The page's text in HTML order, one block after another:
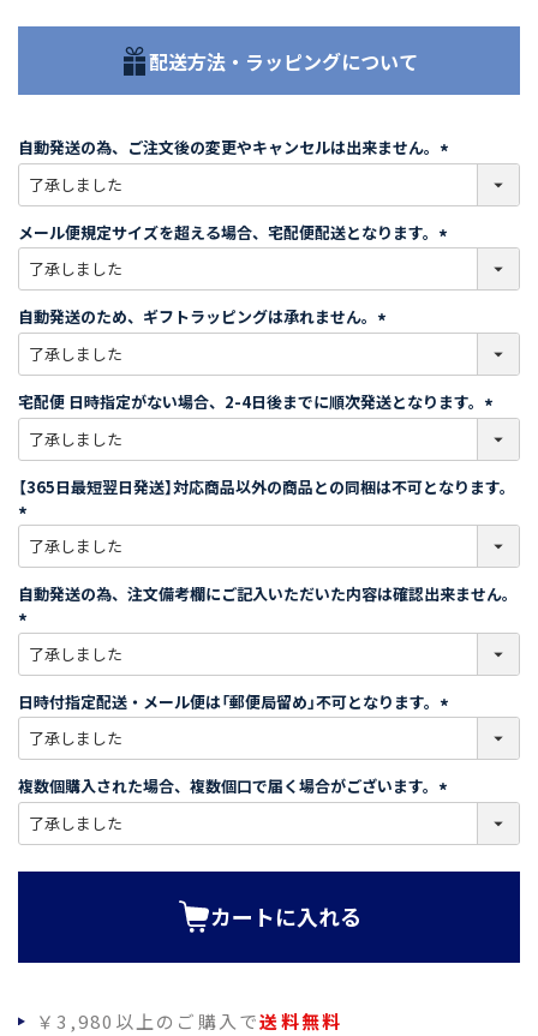
配送方法・ラッピングについて
自動発送の為、ご注文後の変更やキャンセルは出来ません。
必
)
メール便規定サイズを超える場合、宅配便配送となります。
必
)
自動発送のため、ギフトラッピングは承れません。
必
須
)
宅配便 日時指定がない場合、2-4日後までに順次発送となります。
必
須
)
【365日最短翌日発送】対応商品以外の商品との同梱は不可となります。
必
須
)
自動発送の為、注文備考欄にご記入いただいた内容は確認出来ません。
必
須
)
日時付指定配送・メール便は「郵便局留め」不可となります。
必
)
複数個購入された場合、複数個口で届く場合がございます。
必
カートに入れる
￥3,980以上のご購入で送料無料